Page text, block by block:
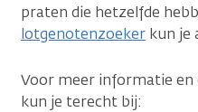
praten die hetzelfde
lotgenotenzoeker kun je
Voor meer informatie
kun je terecht bij: